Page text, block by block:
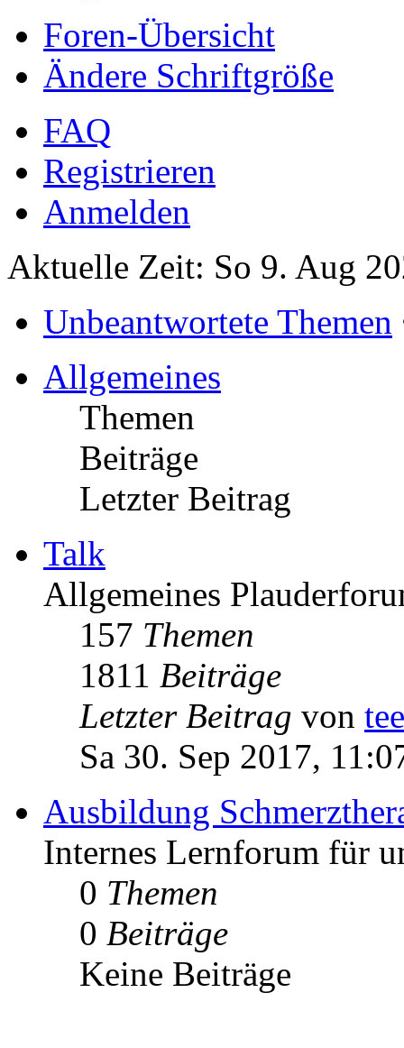
Foren-Übersicht
Ändere Schriftgröße
FAQ
Registrieren
Anmelden
Aktuelle Zeit: So 9. Aug
Unbeantwortete Themen
Allgemeines
Themen
Beiträge
Letzter Beitrag
Talk
Allgemeines
157 Themen
1811 Beiträge
Letzter Beitrag von
Sa 30. Sep 2017,
Ausbildung
Internes Lernforum für
0 Themen
0 Beiträge
Keine Beiträge